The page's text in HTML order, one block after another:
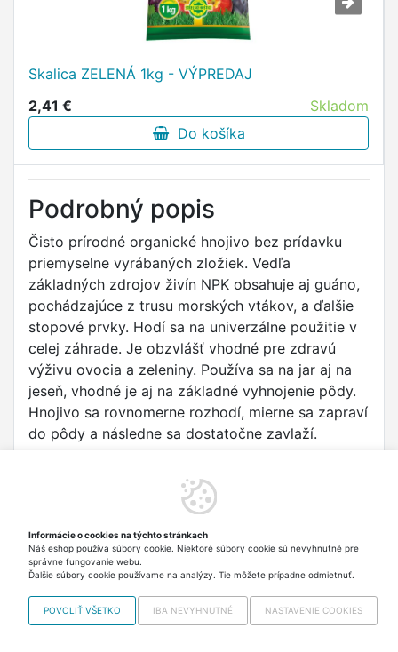
Skalica ZELENÁ 1kg - VÝPREDAJ
2,41 €
Skladom
Do košíka
Podrobný popis
Čisto prírodné organické hnojivo bez prídavku
priemyselne vyrábaných zložiek. Vedľa
základných zdrojov živín NPK obsahuje aj guáno,
pochádzajúce z trusu morských vtákov, a ďalšie
stopové prvky. Hodí sa na univerzálne použitie v
celej záhrade. Je obzvlášť vhodné pre zdravú
výživu ovocia a zeleniny. Používa sa na jar aj na
jeseň, vhodné je aj na základné vyhnojenie pôdy.
Hnojivo sa rovnomerne rozhodí, mierne sa zapraví
do pôdy a následne sa dostatočne zavlaží.
Výrobca/dovozca podľa nariadenia (EU)
Budínek 86, 263 01 Dobříš, CZ
Email: office@nohelgarden.cz Telefón: +420 318 533 511
URL: https://nohelgarden.cz/kontakty
Copyright © 2012-2026 VISO TRADE s.r.o.,
Informácie o cookies na týchto stránkach
Náš eshop používa súbory cookie. Niektoré súbory cookie sú nevyhnutné pre
správne fungovanie webu.
Ďalšie súbory cookie používame na analýzy. Tie môžete prípadne odmietnuť.
POVOLIŤ VŠETKO IBA NEVYHNUTNÉ NASTAVENIE COOKIES